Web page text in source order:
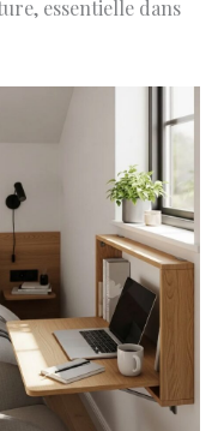
essentielle dans